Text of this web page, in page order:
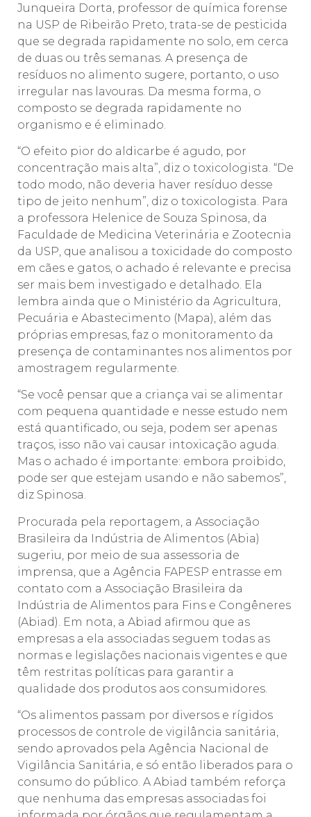
Junqueira Dorta, professor de química forense
na USP de Ribeirão Preto, trata-se de pesticida
que se degrada rapidamente no solo, em cerca
de duas ou três semanas. A presença de
resíduos no alimento sugere, portanto, o uso
irregular nas lavouras. Da mesma forma, o
composto se degrada rapidamente no
organismo e é eliminado.
“O efeito pior do aldicarbe é agudo, por
concentração mais alta”, diz o toxicologista. “De
todo modo, não deveria haver resíduo desse
tipo de jeito nenhum”, diz o toxicologista. Para
a professora Helenice de Souza Spinosa, da
Faculdade de Medicina Veterinária e Zootecnia
da USP, que analisou a toxicidade do composto
em cães e gatos, o achado é relevante e precisa
ser mais bem investigado e detalhado. Ela
lembra ainda que o Ministério da Agricultura,
Pecuária e Abastecimento (Mapa), além das
próprias empresas, faz o monitoramento da
presença de contaminantes nos alimentos por
amostragem regularmente.
“Se você pensar que a criança vai se alimentar
com pequena quantidade e nesse estudo nem
está quantificado, ou seja, podem ser apenas
traços, isso não vai causar intoxicação aguda.
Mas o achado é importante: embora proibido,
pode ser que estejam usando e não sabemos”,
diz Spinosa.
Procurada pela reportagem, a Associação
Brasileira da Indústria de Alimentos (Abia)
sugeriu, por meio de sua assessoria de
imprensa, que a Agência FAPESP entrasse em
contato com a Associação Brasileira da
Indústria de Alimentos para Fins e Congêneres
(Abiad). Em nota, a Abiad afirmou que as
empresas a ela associadas seguem todas as
normas e legislações nacionais vigentes e que
têm restritas políticas para garantir a
qualidade dos produtos aos consumidores.
“Os alimentos passam por diversos e rígidos
processos de controle de vigilância sanitária,
sendo aprovados pela Agência Nacional de
Vigilância Sanitária, e só então liberados para o
consumo do público. A Abiad também reforça
que nenhuma das empresas associadas foi